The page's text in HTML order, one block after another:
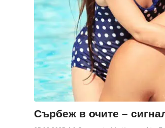
Сърбеж в очите –